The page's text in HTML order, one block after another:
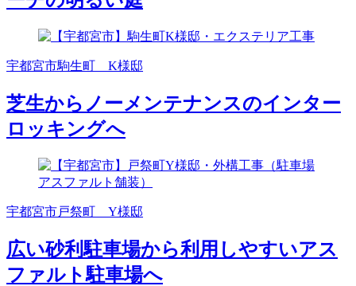
宇都宮市駒生町 K様邸
芝生からノーメンテナンスのインター
ロッキングへ
宇都宮市戸祭町 Y様邸
広い砂利駐車場から利用しやすいアス
ファルト駐車場へ